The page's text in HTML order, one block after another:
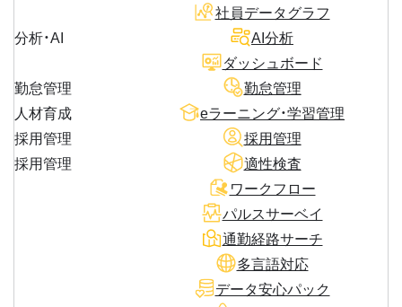
分析・AI
社員データグラフ
AI分析
ダッシュボード
勤怠管理
勤怠管理
人材育成
eラーニング・学習管理
採用管理
採用管理
採用管理
適性検査
ワークフロー
パルスサーベイ
通勤経路サーチ
多言語対応
データ安心パック